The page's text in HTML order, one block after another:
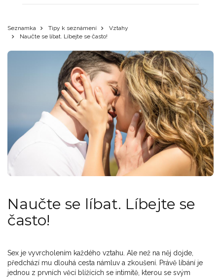
Seznamka Tipy k seznámení
Vztahy
Naučte se líbat. Líbejte se často!
Naučte se líbat. Líbejte se
často!
Sex je vyvrcholením každého vztahu. Ale než na něj dojde,
předchází mu dlouhá cesta námluv a zkoušení. Právě líbání je
jednou z prvních věcí blížících se intimitě, kterou se svým